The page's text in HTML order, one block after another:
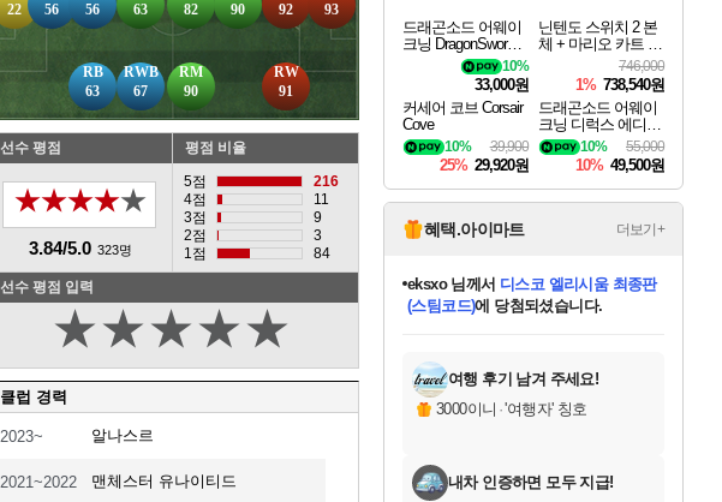
22
56
RWB
67
RB
63
56
63
RM
90
82
90
92
RW
91
93
선수 평점
★★★★★
3.84/5.0 323명
평점 비율
5점
216
4점
11
3점
9
2점
3
1점
84
선수 평점 입력
★★★★★
클럽 경력
2023~ 알나스르
2021~2022 맨체스터 유나이티드
네이버혜택과 함께 만나보세요!
50%할인&추가 적립까지!
이니&베니 혜택까지!
할인&네이버혜택으로 만나보세요!
네이버페이 혜택과 만나보세요!
40주년 프로모션으로 만나보세요!
네이버 포인트 혜택까지!
할인가에 만나보세요!
일부 에디션 상시 할인!
혜택으로 예약 판매 중
편안하게 충전하세요
드래곤소드 어웨이
크닝 DragonSword A
10%
33,000원
닌텐도 스위치 2 본
체 + 마리오 카트 월
746,000
1% 738,540원
커세어 코브 Corsair
Cove
39,900
10%
25% 29,920원
드래곤소드 어웨이
크닝 디럭스 에디션
DragonSword Awake
ning Deluxe Edition
55,000
10%
10% 49,500원
혜택.아이마트 더보기+
당첨되셨습니다.
당첨되셨습니다.
eksxo님께서 디스코 엘리시움 최종판
(스팀코드)에 당첨되셨습니다.
당첨되셨습니다.
당첨되셨습니다.
에디션 (스팀코드) 를 교환.
당첨되셨습니다.
당첨되셨습니다.
당첨되셨습니다.
당첨되셨습니다.
여행 후기 남겨 주세요!
3000이니 ·'여행자' 칭호
내차 인증하면 모두 지급!